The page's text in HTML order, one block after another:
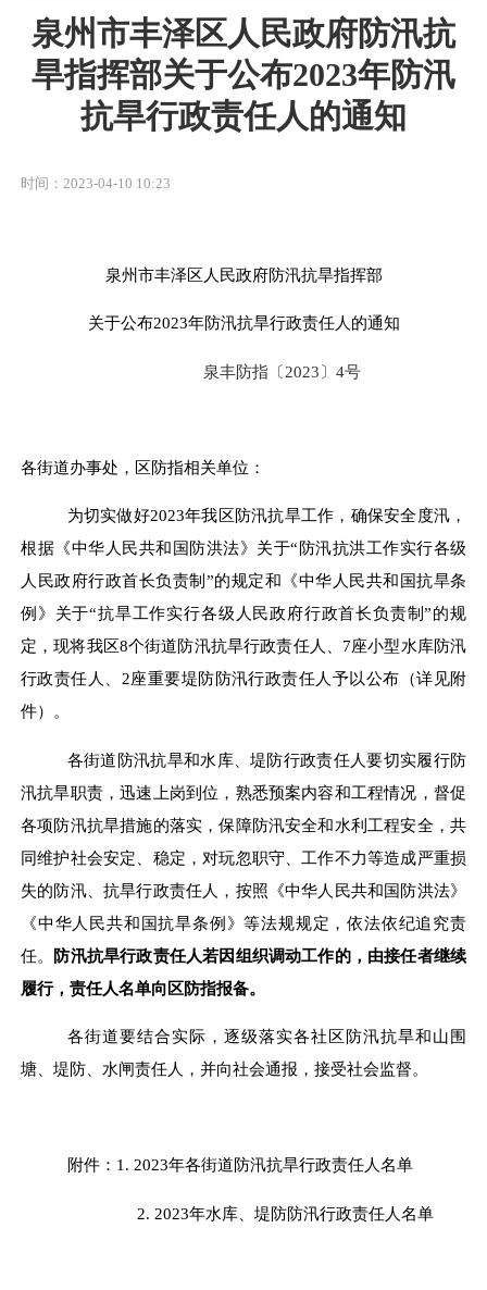
泉州市丰泽区人民政府防汛抗
旱指挥部关于公布2023年防汛
抗旱行政责任人的通知
时间：2023-04-10 10:23
泉州市丰泽区人民政府防汛抗旱指挥部
关于公布2023年防汛抗旱行政责任人的通知
泉丰防指〔2023〕 4号
各街道办事处，区防指相关单位：
为切实做好2023年我区防汛抗旱工作，确保安全度汛，
根据《中华人民共和国防洪法》关于“防汛抗洪工作实行各级
人民政府行政首长负责制 ”的规定和《中华人民共和国抗旱条
例》关于“抗旱工作实行各级人民政府行政首长负责制”的规
定，现将我区8个街道防汛抗旱行政责任人、 7座小型水库防汛
行政责任人、 2座重要堤防防汛行政责任人予以公布（详见附
件）。
各街道防汛抗旱和水库、堤防行政责任人要切实履行防
汛抗旱职责，迅速上岗到位，熟悉预案内容和工程情况，督促
各项防汛抗旱措施的落实，保障防汛安全和水利工程安全，共
同维护社会安定、稳定，对玩忽职守、工作不力等造成严重损
失的防汛、抗旱行政责任人，按照《中华人民共和国防洪法》
《中华人民共和国抗旱条例》等法规规定，依法依纪追究责
任。 防汛抗旱行政责任人若因组织调动工作的，由接任者继续
履行，责任人名单向区防指报备。
各街道要结合实际，逐级落实各社区防汛抗旱和山围
塘、堤防、水闸责任人，并向社会通报，接受社会监督。
附件： 1. 2023年各街道防汛抗旱行政责任人名单
2. 2023年水库、堤防防汛行政责任人名单